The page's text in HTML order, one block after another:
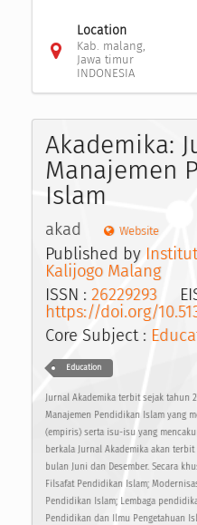
Location
Kab. malang,
Jawa timur
INDONESIA
Akademika:
Manajemen
Islam
akad Website
Published by
Kalijogo Malang
ISSN : 26229293
https://doi.org/
Core Subject :
Education
Jurnal Akademika terbit sejak
Manajemen Pendidikan Islam yang
(empiris) serta isu-isu yang
berkala Jurnal Akademika akan
bulan Juni dan Desember. Secara
Filsafat Pendidikan Islam;
Pendidikan Islam; Lembaga
Pendidikan dan Ilmu Pengetahuan